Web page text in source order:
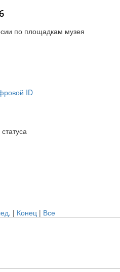
по площадкам музея
| Конец | Все